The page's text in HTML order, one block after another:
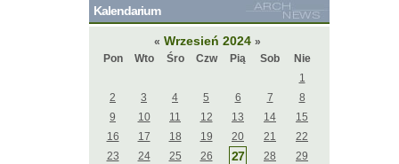
Kalendarium
« Wrzesień 2024 »
Pon
Wto Śro Czw Pią Sob
Nie
1
2
3 4 5 6 7
8
9
10 11 12 13 14
15
16
17 18 19 20 21
22
23
24 25 26 27 28
29